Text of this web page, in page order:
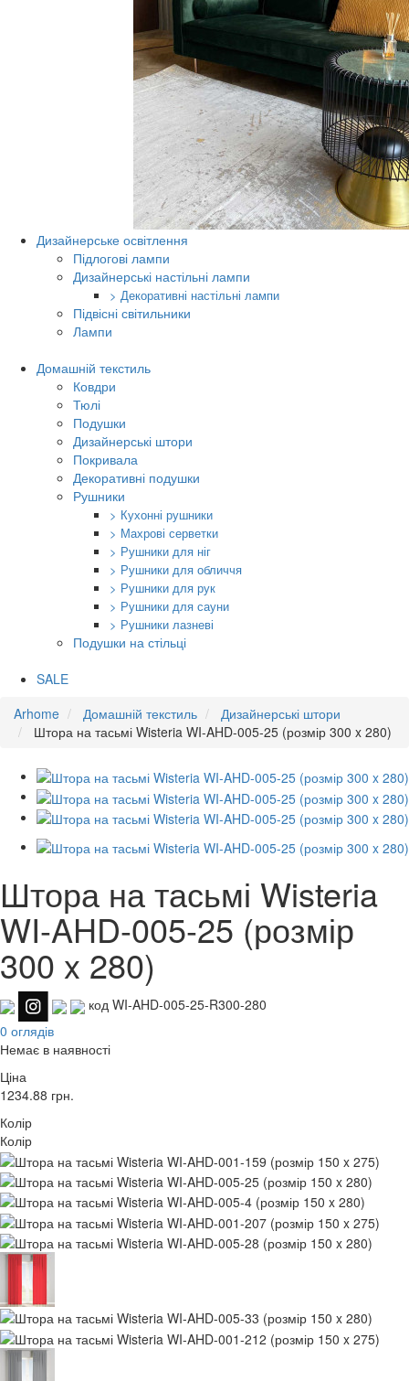
Дизайнерське освітлення
Підлогові лампи
Дизайнерські настільні лампи
> Декоративні настільні лампи
Підвісні світильники
Лампи
Домашній текстиль
Ковдри
Тюлі
Подушки
Дизайнерські штори
Покривала
Декоративні подушки
Рушники
> Кухонні рушники
> Махрові серветки
> Рушники для ніг
> Рушники для обличчя
> Рушники для рук
> Рушники для сауни
> Рушники лазневі
Подушки на стільці
SALE
Arhome
Домашній текстиль
Дизайнерські штори
Штора на тасьмі Wisteria WI-AHD-005-25 (розмір 300 x 280)
Штора на тасьмі Wisteria
WI-AHD-005-25 (розмір
300 x 280)
код WI-AHD-005-25-R300-280
0 оглядів
Немає в наявності
Ціна
1234.88 грн.
Колір
Колір